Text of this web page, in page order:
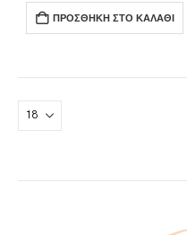
ΠΡΟΣΘΉΚΗ ΣΤΟ ΚΑΛΆΘΙ